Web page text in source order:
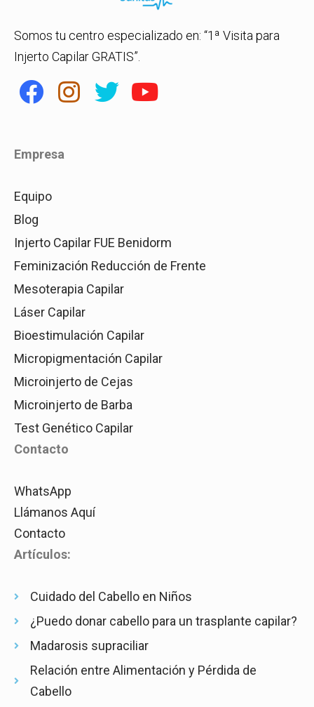
Somos tu centro especializado en: “1ª Visita para
Injerto Capilar GRATIS”.
Empresa
Equipo
Blog
Injerto Capilar FUE Benidorm
Feminización Reducción de Frente
Mesoterapia Capilar
Láser Capilar
Bioestimulación Capilar
Micropigmentación Capilar
Microinjerto de Cejas
Microinjerto de Barba
Test Genético Capilar
Contacto
WhatsApp
Llámanos Aquí
Contacto
Artículos:
Cuidado del Cabello en Niños
¿Puedo donar cabello para un trasplante capilar?
Madarosis supraciliar
Relación entre Alimentación y Pérdida de
Cabello